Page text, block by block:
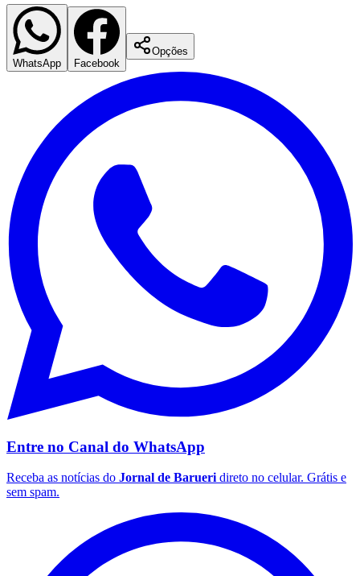
Palmeiras
WhatsApp Facebook
Opções
Entre no Canal do WhatsApp
Receba as notícias do Jornal de Barueri direto no celular. Grátis e
sem spam.